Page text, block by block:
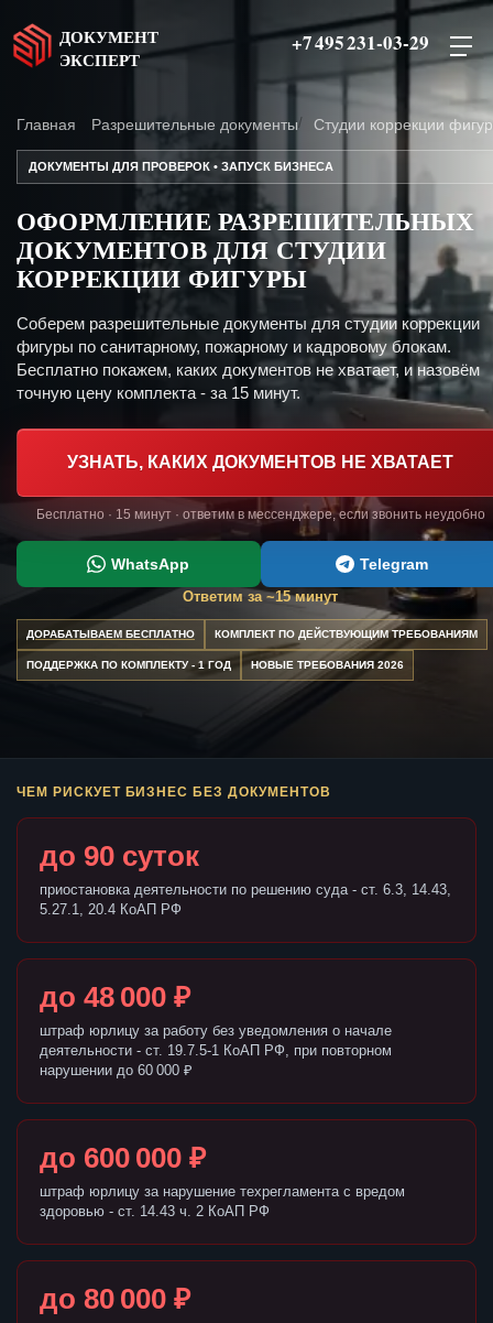
ДОКУМЕНТ
ЭКСПЕРТ
+7 495 231-03-29
Главная Разрешительные документы Студии коррекции
ДОКУМЕНТЫ ДЛЯ ПРОВЕРОК • ЗАПУСК БИЗНЕСА
ОФОРМЛЕНИЕ РАЗРЕШИТЕЛЬНЫХ
ДОКУМЕНТОВ ДЛЯ СТУДИИ
КОРРЕКЦИИ ФИГУРЫ
Соберем разрешительные документы для студии коррекции
фигуры по санитарному, пожарному и кадровому блокам.
Бесплатно покажем, каких документов не хватает, и назовём
точную цену комплекта - за 15 минут.
УЗНАТЬ, КАКИХ ДОКУМЕНТОВ НЕ ХВАТАЕТ
Бесплатно · 15 минут · ответим в мессенджере, если звонить неудобно
WhatsApp Telegram
Ответим за ~15 минут
ДОРАБАТЫВАЕМ БЕСПЛАТНО КОМПЛЕКТ ПО ДЕЙСТВУЮЩИМ ТРЕБОВАНИЯМ
ПОДДЕРЖКА ПО КОМПЛЕКТУ - 1 ГОД НОВЫЕ ТРЕБОВАНИЯ 2026
ЧЕМ РИСКУЕТ БИЗНЕС БЕЗ ДОКУМЕНТОВ
до 90 суток
приостановка деятельности по решению суда - ст. 6.3, 14.43,
5.27.1, 20.4 КоАП РФ
до 48 000 ₽
штраф юрлицу за работу без уведомления о начале
деятельности - ст. 19.7.5-1 КоАП РФ, при повторном
нарушении до 60 000 ₽
до 600 000 ₽
штраф юрлицу за нарушение техрегламента с вредом
здоровью - ст. 14.43 ч. 2 КоАП РФ
до 80 000 ₽